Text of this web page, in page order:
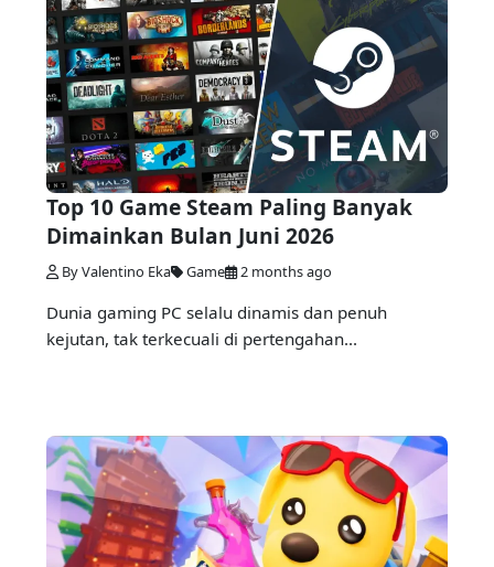
Top 10 Game Steam Paling Banyak
Dimainkan Bulan Juni 2026
By Valentino Eka Game 2 months ago
Dunia gaming PC selalu dinamis dan penuh
kejutan, tak terkecuali di pertengahan...